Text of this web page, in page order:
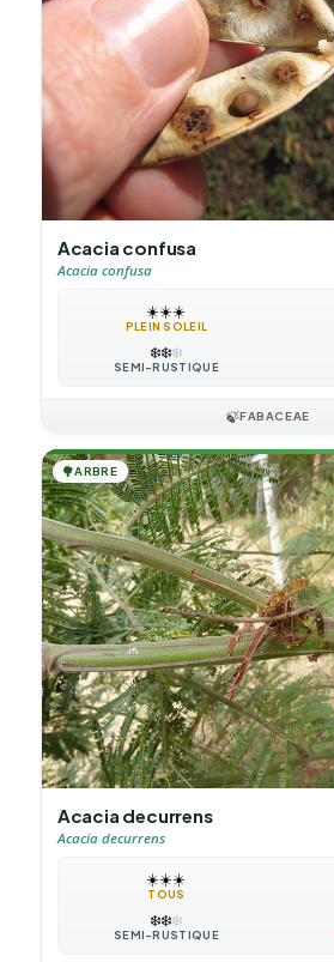
Acacia confusa
Acacia confusa
☀️☀️☀️
PLEIN SOLEIL
❄️❄️❄️
SEMI-RUSTIQUE
🍃FABACEAE
🌳ARBRE
Acacia decurrens
Acacia decurrens
☀️☀️☀️
TOUS
❄️❄️❄️
SEMI-RUSTIQUE